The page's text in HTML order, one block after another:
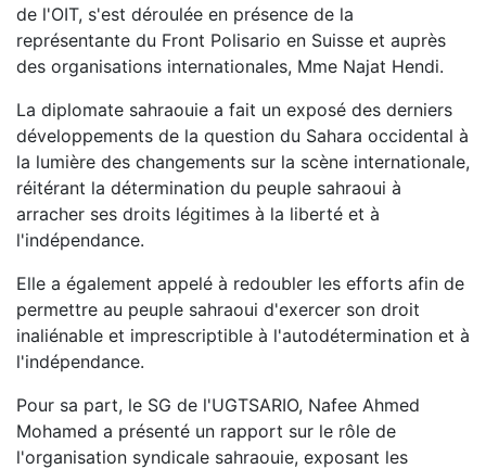
de l'OIT, s'est déroulée en présence de la
représentante du Front Polisario en Suisse et auprès
des organisations internationales, Mme Najat Hendi.
La diplomate sahraouie a fait un exposé des derniers
développements de la question du Sahara occidental à
la lumière des changements sur la scène internationale,
réitérant la détermination du peuple sahraoui à
arracher ses droits légitimes à la liberté et à
l'indépendance.
Elle a également appelé à redoubler les efforts afin de
permettre au peuple sahraoui d'exercer son droit
inaliénable et imprescriptible à l'autodétermination et à
l'indépendance.
Pour sa part, le SG de l'UGTSARIO, Nafee Ahmed
Mohamed a présenté un rapport sur le rôle de
l'organisation syndicale sahraouie, exposant les